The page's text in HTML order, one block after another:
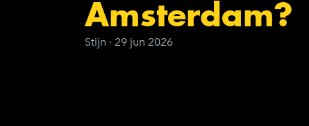
Amsterdam?
Stijn · 29 jun 2026